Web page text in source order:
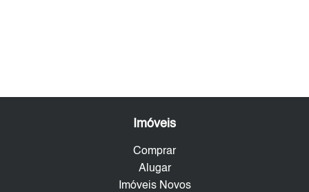
Imóveis
Comprar
Alugar
Imóveis Novos